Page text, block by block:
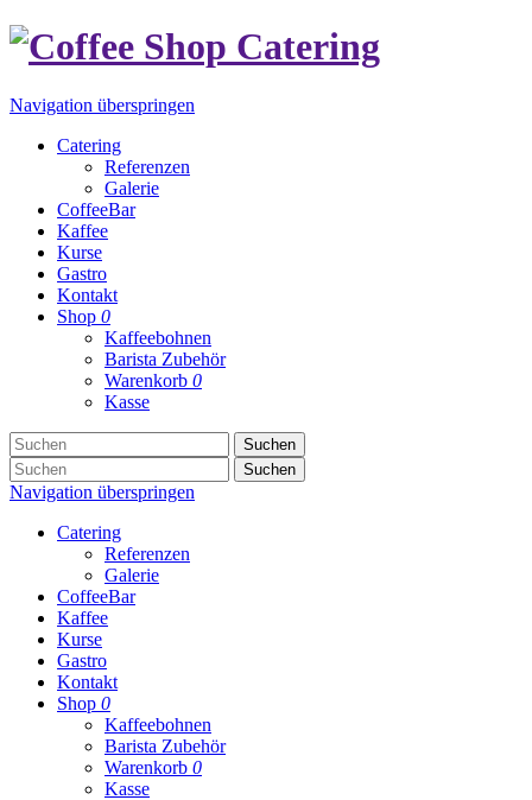
Navigation überspringen
Catering
Referenzen
Galerie
CoffeeBar
Kaffee
Kurse
Gastro
Kontakt
Shop 0
Kaffeebohnen
Barista Zubehör
Warenkorb 0
Kasse
Suchen
Suchen
Navigation überspringen
Catering
Referenzen
Galerie
CoffeeBar
Kaffee
Kurse
Gastro
Kontakt
Shop 0
Kaffeebohnen
Barista Zubehör
Warenkorb 0
Kasse